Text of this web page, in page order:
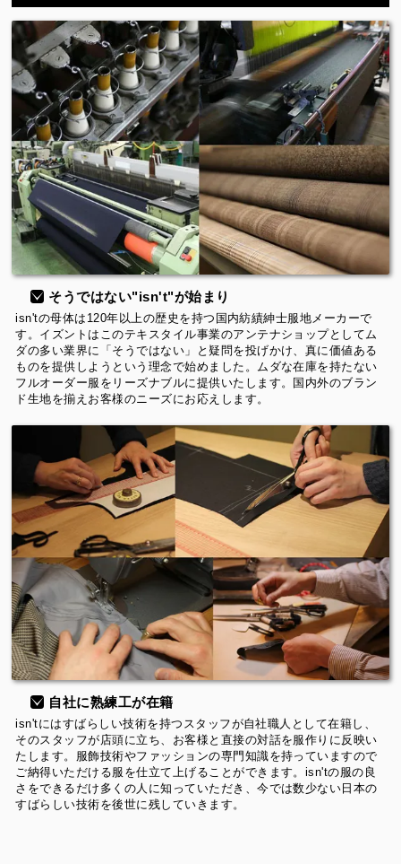
そうではない"isn't"が始まり
isn'tの母体は120年以上の歴史を持つ国内紡績紳士服地メーカーで
す。イズントはこのテキスタイル事業のアンテナショップとしてム
ダの多い業界に「そうではない」と疑問を投げかけ、真に価値ある
ものを提供しようという理念で始めました。ムダな在庫を持たない
フルオーダー服をリーズナブルに提供いたします。国内外のブラン
ド生地を揃えお客様のニーズにお応えします。
自社に熟練工が在籍
isn'tにはすばらしい技術を持つスタッフが自社職人として在籍し、
そのスタッフが店頭に立ち、お客様と直接の対話を服作りに反映い
たします。服飾技術やファッションの専門知識を持っていますので
ご納得いただける服を仕立て上げることができます。isn'tの服の良
さをできるだけ多くの人に知っていただき、今では数少ない日本の
すばらしい技術を後世に残していきます。